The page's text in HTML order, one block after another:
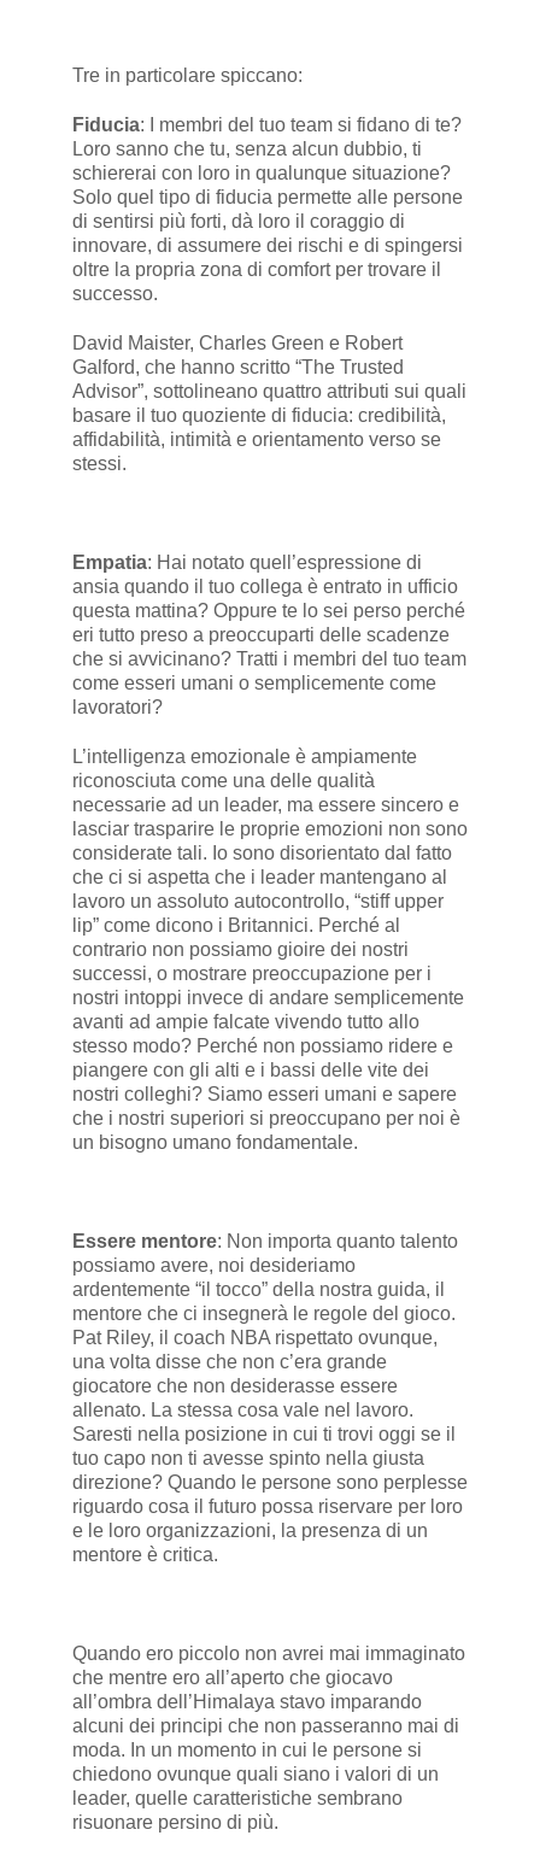
Tre in particolare spiccano:
Fiducia: I membri del tuo team si fidano di te?
Loro sanno che tu, senza alcun dubbio, ti
schiererai con loro in qualunque situazione?
Solo quel tipo di fiducia permette alle persone
di sentirsi più forti, dà loro il coraggio di
innovare, di assumere dei rischi e di spingersi
oltre la propria zona di comfort per trovare il
successo.
David Maister, Charles Green e Robert
Galford, che hanno scritto “The Trusted
Advisor”, sottolineano quattro attributi sui quali
basare il tuo quoziente di fiducia: credibilità,
affidabilità, intimità e orientamento verso se
stessi.
Empatia: Hai notato quell’espressione di
ansia quando il tuo collega è entrato in ufficio
questa mattina? Oppure te lo sei perso perché
eri tutto preso a preoccuparti delle scadenze
che si avvicinano? Tratti i membri del tuo team
come esseri umani o semplicemente come
lavoratori?
L’intelligenza emozionale è ampiamente
riconosciuta come una delle qualità
necessarie ad un leader, ma essere sincero e
lasciar trasparire le proprie emozioni non sono
considerate tali. Io sono disorientato dal fatto
che ci si aspetta che i leader mantengano al
lavoro un assoluto autocontrollo, “stiff upper
lip” come dicono i Britannici. Perché al
contrario non possiamo gioire dei nostri
successi, o mostrare preoccupazione per i
nostri intoppi invece di andare semplicemente
avanti ad ampie falcate vivendo tutto allo
stesso modo? Perché non possiamo ridere e
piangere con gli alti e i bassi delle vite dei
nostri colleghi? Siamo esseri umani e sapere
che i nostri superiori si preoccupano per noi è
un bisogno umano fondamentale.
Essere mentore: Non importa quanto talento
possiamo avere, noi desideriamo
ardentemente “il tocco” della nostra guida, il
mentore che ci insegnerà le regole del gioco.
Pat Riley, il coach NBA rispettato ovunque,
una volta disse che non c’era grande
giocatore che non desiderasse essere
allenato. La stessa cosa vale nel lavoro.
Saresti nella posizione in cui ti trovi oggi se il
tuo capo non ti avesse spinto nella giusta
direzione? Quando le persone sono perplesse
riguardo cosa il futuro possa riservare per loro
e le loro organizzazioni, la presenza di un
mentore è critica.
Quando ero piccolo non avrei mai immaginato
che mentre ero all’aperto che giocavo
all’ombra dell’Himalaya stavo imparando
alcuni dei principi che non passeranno mai di
moda. In un momento in cui le persone si
chiedono ovunque quali siano i valori di un
leader, quelle caratteristiche sembrano
risuonare persino di più.